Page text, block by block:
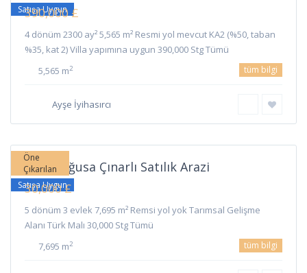
Satışa Uygun
390,000 £
4 dönüm 2300 ay² 5,565 m² Resmi yol mevcut KA2 (%50, taban
%35, kat 2) Villa yapımına uygun 390,000 Stg Tümü
5,565 m2 tüm bilgi
Ayşe İyihasırcı
Öne
Çıkarılan
Satışa Uygun
Gazimağusa Çınarlı Satılık Arazi
30,000 £
5 dönüm 3 evlek 7,695 m² Remsi yol yok Tarımsal Gelişme
Alanı Türk Malı 30,000 Stg Tümü
7,695 m2 tüm bilgi